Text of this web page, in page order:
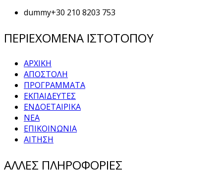
dummy+30 210 8203 753
ΠΕΡΙΕΧΟΜΕΝΑ ΙΣΤΟΤΟΠΟΥ
ΑΡΧΙΚΗ
ΑΠΟΣΤΟΛΗ
ΠΡΟΓΡΑΜΜΑΤΑ
ΕΚΠΑΙΔΕΥΤΕΣ
ΕΝΔΟΕΤΑΙΡΙΚΑ
ΝΕΑ
ΕΠΙΚΟΙΝΩΝΙΑ
ΑΙΤΗΣΗ
ΑΛΛΕΣ ΠΛΗΡΟΦΟΡΙΕΣ